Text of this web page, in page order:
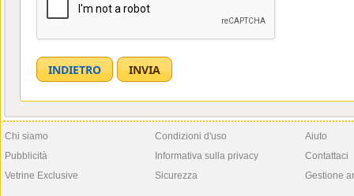
Chi siamo
Pubblicità
Vetrine Exclusive
Condizioni d'uso
Informativa sulla privacy
Sicurezza
Aiuto
Contattaci
Gestione